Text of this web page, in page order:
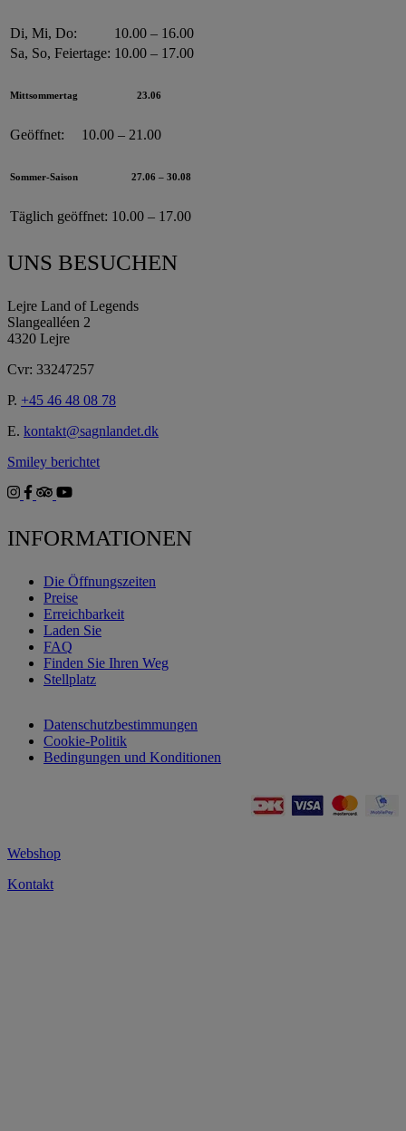
Di, Mi, Do:
10.00 – 16.00
Sa, So, Feiertage: 10.00 – 17.00
Mittsommertag 23.06
Geöffnet: 10.00 – 21.00
Sommer-Saison 27.06 – 30.08
Täglich geöffnet: 10.00 – 17.00
UNS BESUCHEN
Lejre Land of Legends
Slangealléen 2
4320 Lejre
Cvr: 33247257
P. +45 46 48 08 78
E. kontakt@sagnlandet.dk
Smiley berichtet
INFORMATIONEN
Die Öffnungszeiten
Preise
Erreichbarkeit
Laden Sie
FAQ
Finden Sie Ihren Weg
Stellplatz
Datenschutzbestimmungen
Cookie-Politik
Bedingungen und Konditionen
Webshop
Kontakt